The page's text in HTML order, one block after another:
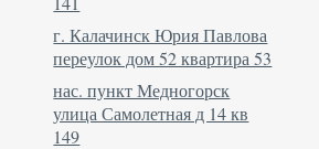
г. Калачинск Юрия Павлова
переулок дом 52 квартира 53
нас. пункт Медногорск
улица Самолетная д 14 кв
149